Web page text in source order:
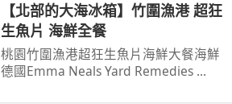
【北部的大海冰箱】竹圍漁港 超狂
生魚片 海鮮全餐
桃園竹圍漁港超狂生魚片海鮮大餐海鮮
德國Emma Neals Yard Remedies ...